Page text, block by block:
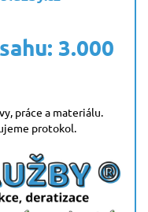
3.000
práce a materiálu.
protokol.